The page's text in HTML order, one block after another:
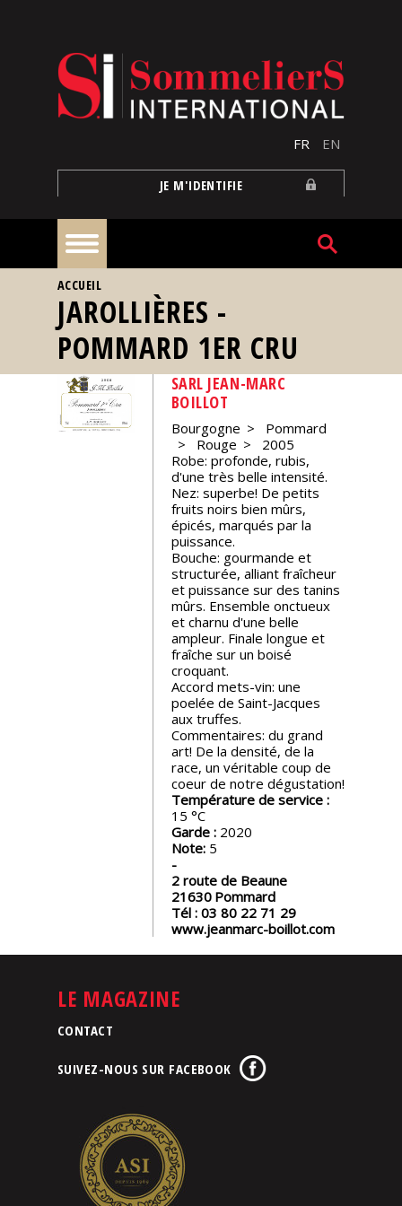
FR EN
JE M'IDENTIFIE
À
la
une
Reportages
Nos
VOUS ÊTES ICI
ACCUEIL
JAROLLIÈRES -
POMMARD 1ER CRU
SARL JEAN-MARC
BOILLOT
Bourgogne
Pommard
Rouge
2005
Robe: profonde, rubis,
d'une très belle intensité.
Nez: superbe! De petits
fruits noirs bien mûrs,
épicés, marqués par la
puissance.
Bouche: gourmande et
structurée, alliant fraîcheur
et puissance sur des tanins
mûrs. Ensemble onctueux
et charnu d'une belle
ampleur. Finale longue et
fraîche sur un boisé
croquant.
Accord mets-vin: une
poelée de Saint-Jacques
aux truffes.
Commentaires: du grand
art! De la densité, de la
race, un véritable coup de
coeur de notre dégustation!
Température de service :
15
Garde : 2020
Note: 5
2 route de Beaune
21630 Pommard
Tél : 03 80 22 71 29
www.jeanmarc-boillot.com
LE MAGAZINE
CONTACT
SUIVEZ-NOUS SUR FACEBOOK